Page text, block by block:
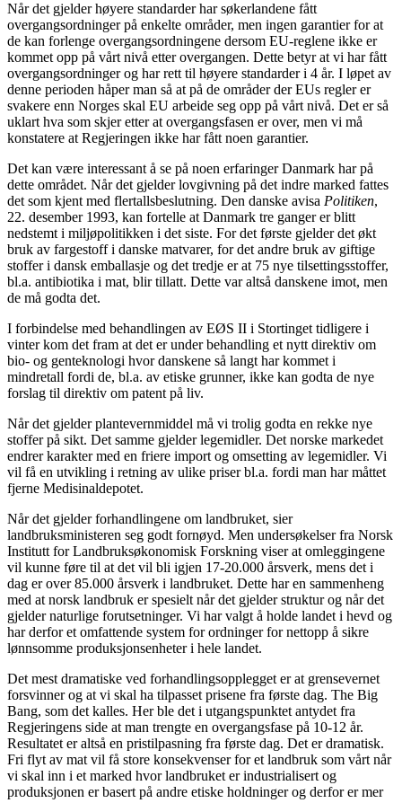
Når det gjelder høyere standarder har søkerlandene fått
overgangsordninger på enkelte områder, men ingen garantier for at
de kan forlenge overgangsordningene dersom EU-reglene ikke er
kommet opp på vårt nivå etter overgangen. Dette betyr at vi har fått
overgangsordninger og har rett til høyere standarder i 4 år. I løpet av
denne perioden håper man så at på de områder der EUs regler er
svakere enn Norges skal EU arbeide seg opp på vårt nivå. Det er så
uklart hva som skjer etter at overgangsfasen er over, men vi må
konstatere at Regjeringen ikke har fått noen garantier.
Det kan være interessant å se på noen erfaringer Danmark har på
dette området. Når det gjelder lovgivning på det indre marked fattes
det som kjent med flertallsbeslutning. Den danske avisa Politiken,
22. desember 1993, kan fortelle at Danmark tre ganger er blitt
nedstemt i miljøpolitikken i det siste. For det første gjelder det økt
bruk av fargestoff i danske matvarer, for det andre bruk av giftige
stoffer i dansk emballasje og det tredje er at 75 nye tilsettingsstoffer,
bl.a. antibiotika i mat, blir tillatt. Dette var altså danskene imot, men
de må godta det.
I forbindelse med behandlingen av EØS II i Stortinget tidligere i
vinter kom det fram at det er under behandling et nytt direktiv om
bio- og genteknologi hvor danskene så langt har kommet i
mindretall fordi de, bl.a. av etiske grunner, ikke kan godta de nye
forslag til direktiv om patent på liv.
Når det gjelder plantevernmiddel må vi trolig godta en rekke nye
stoffer på sikt. Det samme gjelder legemidler. Det norske markedet
endrer karakter med en friere import og omsetting av legemidler. Vi
vil få en utvikling i retning av ulike priser bl.a. fordi man har måttet
fjerne Medisinaldepotet.
Når det gjelder forhandlingene om landbruket, sier
landbruksministeren seg godt fornøyd. Men undersøkelser fra Norsk
Institutt for Landbruksøkonomisk Forskning viser at omleggingene
vil kunne føre til at det vil bli igjen 17-20.000 årsverk, mens det i
dag er over 85.000 årsverk i landbruket. Dette har en sammenheng
med at norsk landbruk er spesielt når det gjelder struktur og når det
gjelder naturlige forutsetninger. Vi har valgt å holde landet i hevd og
har derfor et omfattende system for ordninger for nettopp å sikre
lønnsomme produksjonsenheter i hele landet.
Det mest dramatiske ved forhandlingsopplegget er at grensevernet
forsvinner og at vi skal ha tilpasset prisene fra første dag. The Big
Bang, som det kalles. Her ble det i utgangspunktet antydet fra
Regjeringens side at man trengte en overgangsfase på 10-12 år.
Resultatet er altså en pristilpasning fra første dag. Det er dramatisk.
Fri flyt av mat vil få store konsekvenser for et landbruk som vårt når
vi skal inn i et marked hvor landbruket er industrialisert og
produksjonen er basert på andre etiske holdninger og derfor er mer